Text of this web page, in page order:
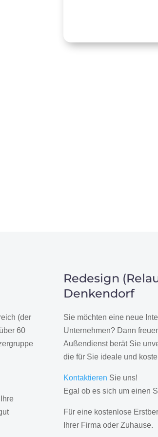
(der
60
Redesign
Denkendorf
Sie möchten eine neue
Unternehmen? Dann
Außendienst berät Sie
die für Sie ideale und
Kontaktieren Sie uns!
Egal ob es sich um einen
Für eine kostenlose
Ihrer Firma oder Zuhause.